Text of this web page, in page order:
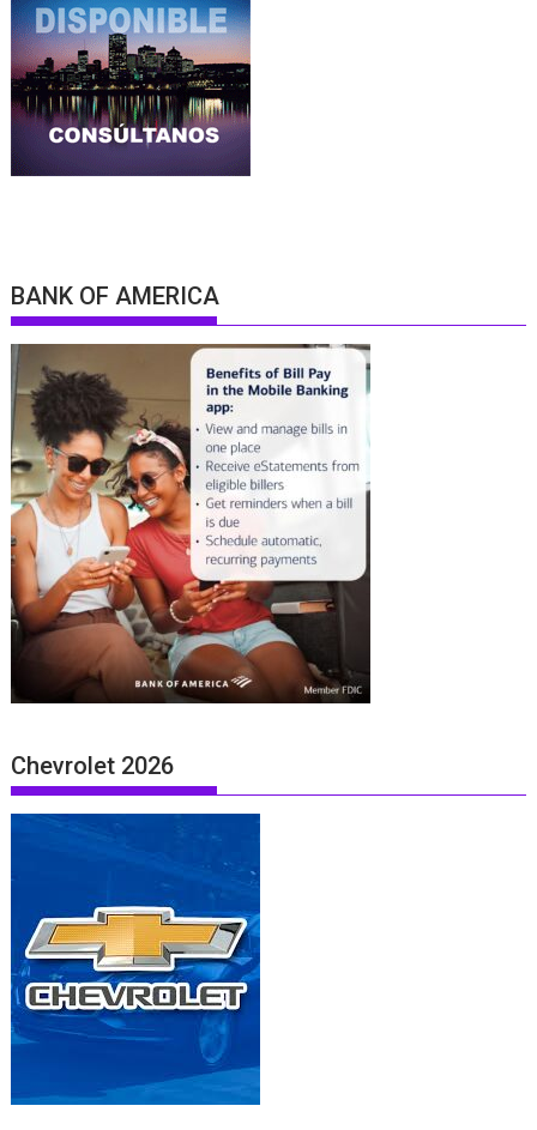
BANK OF AMERICA
Chevrolet 2026